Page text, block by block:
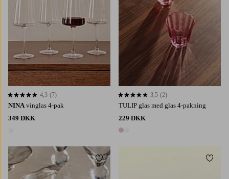
NINA vinglas 4-pak
349 DKK
4,3 baseret på 7 bedømmelser
4,3 (7)
TULIP glas med glas 4-pakning
229 DKK
2 farver
3,5 baseret på 2 bedømmelser
3,5 (2)
Tilføj til favoritter Tilføj